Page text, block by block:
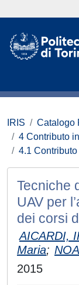
IRIS
Catalogo
4 Contributo
4.1
Tecniche
UAV per
dei corsi
AICARDI,
Maria;
2015